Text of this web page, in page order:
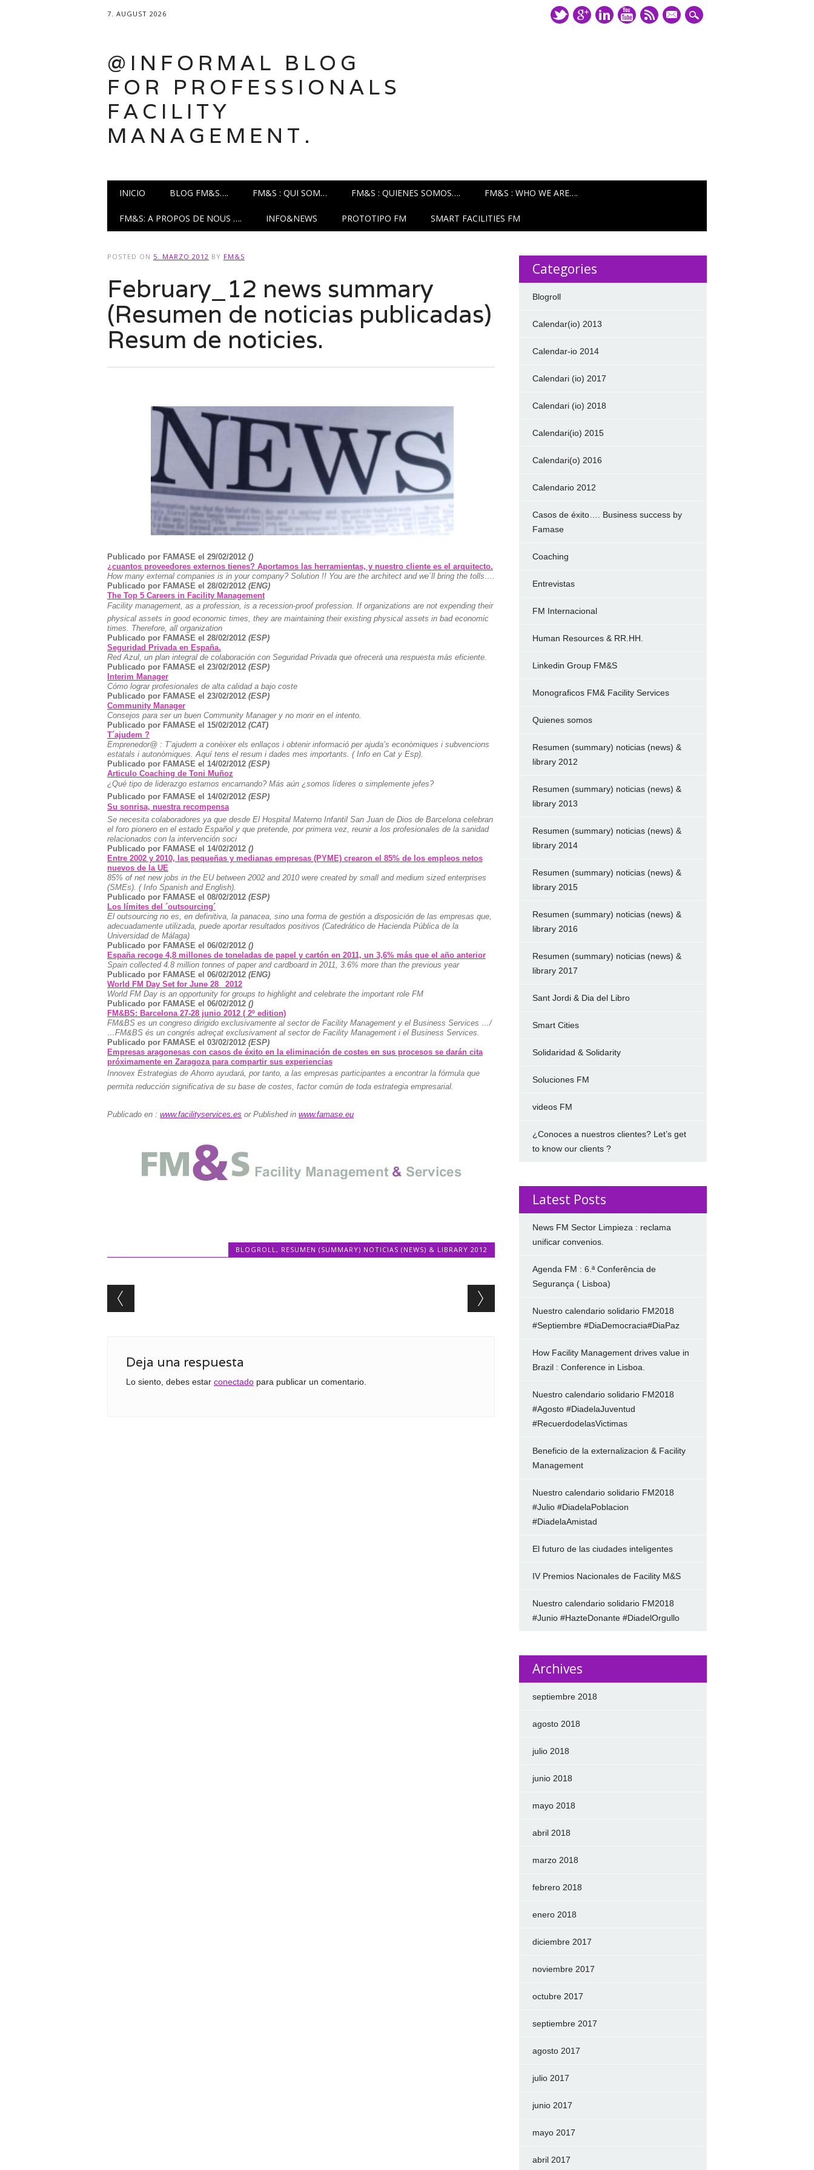
7. AUGUST 2026
mail
@INFORMAL BLOG
FOR PROFESSIONALS
FACILITY
MANAGEMENT.
Main menu
INICIO BLOG FM&S…. FM&S : QUI SOM… FM&S : QUIENES SOMOS…. FM&S : WHO WE ARE….
FM&S: A PROPOS DE NOUS …. INFO&NEWS PROTOTIPO FM SMART FACILITIES FM
POSTED ON 5. MARZO 2012 BY FM&S
February_12 news summary
(Resumen de noticias publicadas)
Resum de noticies.
Publicado por FAMASE el 29/02/2012 ()
¿cuantos proveedores externos tienes? Aportamos las herramientas, y nuestro cliente es el arquitecto.
How many external companies is in your company? Solution !! You are the architect and we´ll bring the tolls….
Publicado por FAMASE el 28/02/2012 (ENG)
The Top 5 Careers in Facility Management
Facility management, as a profession, is a recession-proof profession. If organizations are not expending their
physical assets in good economic times, they are maintaining their existing physical assets in bad economic
times. Therefore, all organization
Publicado por FAMASE el 28/02/2012 (ESP)
Seguridad Privada en España.
Red Azul, un plan integral de colaboración con Seguridad Privada que ofrecerá una respuesta más eficiente.
Publicado por FAMASE el 23/02/2012 (ESP)
Interim Manager
Cómo lograr profesionales de alta calidad a bajo coste
Publicado por FAMASE el 23/02/2012 (ESP)
Community Manager
Consejos para ser un buen Community Manager y no morir en el intento.
Publicado por FAMASE el 15/02/2012 (CAT)
T´ajudem ?
Emprenedor@ : T’ajudem a conèixer els enllaços i obtenir informació per ajuda’s econòmiques i subvencions
estatals i autonòmiques. Aquí tens el resum i dades mes importants. ( Info en Cat y Esp).
Publicado por FAMASE el 14/02/2012 (ESP)
Articulo Coaching de Toni Muñoz
¿Qué tipo de liderazgo estamos encarnando? Más aún ¿somos líderes o simplemente jefes?
Publicado por FAMASE el 14/02/2012 (ESP)
Su sonrisa, nuestra recompensa
Se necesita colaboradores ya que desde El Hospital Materno Infantil San Juan de Dios de Barcelona celebran
el foro pionero en el estado Español y que pretende, por primera vez, reunir a los profesionales de la sanidad
relacionados con la intervención soci
Publicado por FAMASE el 14/02/2012 ()
Entre 2002 y 2010, las pequeñas y medianas empresas (PYME) crearon el 85% de los empleos netos
nuevos de la UE
85% of net new jobs in the EU between 2002 and 2010 were created by small and medium sized enterprises
(SMEs). ( Info Spanish and English).
Publicado por FAMASE el 08/02/2012 (ESP)
Los límites del ´outsourcing´
El outsourcing no es, en definitiva, la panacea, sino una forma de gestión a disposición de las empresas que,
adecuadamente utilizada, puede aportar resultados positivos (Catedrático de Hacienda Pública de la
Universidad de Málaga)
Publicado por FAMASE el 06/02/2012 ()
España recoge 4,8 millones de toneladas de papel y cartón en 2011, un 3,6% más que el año anterior
Spain collected 4.8 million tonnes of paper and cardboard in 2011, 3.6% more than the previous year
Publicado por FAMASE el 06/02/2012 (ENG)
World FM Day Set for June 28 _2012
World FM Day is an opportunity for groups to highlight and celebrate the important role FM
Publicado por FAMASE el 06/02/2012 ()
FM&BS: Barcelona 27-28 junio 2012 ( 2º edition)
FM&BS es un congreso dirigido exclusivamente al sector de Facility Management y el Business Services …/
…FM&BS és un congrés adreçat exclusivament al sector de Facility Management i el Business Services.
Publicado por FAMASE el 03/02/2012 (ESP)
Empresas aragonesas con casos de éxito en la eliminación de costes en sus procesos se darán cita
próximamente en Zaragoza para compartir sus experiencias
Innovex Estrategias de Ahorro ayudará, por tanto, a las empresas participantes a encontrar la fórmula que
permita reducción significativa de su base de costes, factor común de toda estrategia empresarial.
Publicado en : www.facilityservices.es or Published in www.famase.eu
BLOGROLL, RESUMEN (SUMMARY) NOTICIAS (NEWS) & LIBRARY 2012
Post navigation
Deja una respuesta
Lo siento, debes estar conectadopara publicar un comentario.
Categories
Blogroll
Calendar(io) 2013
Calendar-io 2014
Calendari (io) 2017
Calendari (io) 2018
Calendari(io) 2015
Calendari(o) 2016
Calendario 2012
Casos de éxito…. Business success by
Famase
Coaching
Entrevistas
FM Internacional
Human Resources & RR.HH.
Linkedin Group FM&S
Monograficos FM& Facility Services
Quienes somos
Resumen (summary) noticias (news) &
library 2012
Resumen (summary) noticias (news) &
library 2013
Resumen (summary) noticias (news) &
library 2014
Resumen (summary) noticias (news) &
library 2015
Resumen (summary) noticias (news) &
library 2016
Resumen (summary) noticias (news) &
library 2017
Sant Jordi & Dia del Libro
Smart Cities
Solidaridad & Solidarity
Soluciones FM
videos FM
¿Conoces a nuestros clientes? Let’s get
to know our clients ?
Latest Posts
News FM Sector Limpieza : reclama
unificar convenios.
Agenda FM : 6.ª Conferência de
Segurança ( Lisboa)
Nuestro calendario solidario FM2018
#Septiembre #DiaDemocracia#DiaPaz
How Facility Management drives value in
Brazil : Conference in Lisboa.
Nuestro calendario solidario FM2018
#Agosto #DiadelaJuventud
#RecuerdodelasVictimas
Beneficio de la externalizacion & Facility
Management
Nuestro calendario solidario FM2018
#Julio #DiadelaPoblacion
#DiadelaAmistad
El futuro de las ciudades inteligentes
IV Premios Nacionales de Facility M&S
Nuestro calendario solidario FM2018
#Junio #HazteDonante #DiadelOrgullo
Archives
septiembre 2018
agosto 2018
julio 2018
junio 2018
mayo 2018
abril 2018
marzo 2018
febrero 2018
enero 2018
diciembre 2017
noviembre 2017
octubre 2017
septiembre 2017
agosto 2017
julio 2017
junio 2017
mayo 2017
abril 2017